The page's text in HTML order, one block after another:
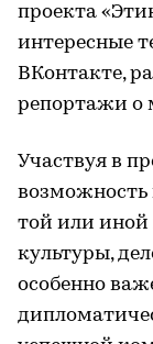
проекта
интересные
ВКонтакте,
репортажи о
Участвуя в
возможность
той или иной
культуры,
особенно